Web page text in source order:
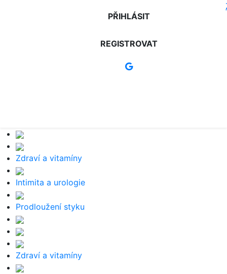
PŘIHLÁSIT
REGISTROVAT
Zdraví a vitamíny
Intimita a urologie
Prodloužení styku
Zdraví a vitamíny